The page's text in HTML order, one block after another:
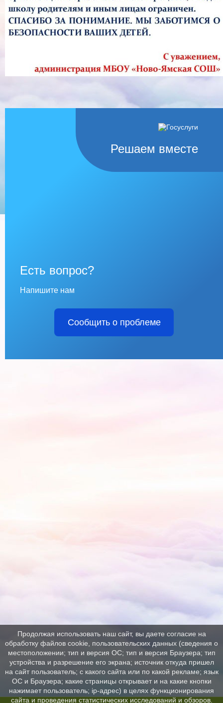
Решаем вместе
Есть вопрос?
Напишите нам
Сообщить о проблеме
Продолжая использовать наш сайт, вы даете согласие на
обработку файлов cookie, пользовательских данных (сведения о
местоположении; тип и версия ОС; тип и версия Браузера; тип
устройства и разрешение его экрана; источник откуда пришел
на сайт пользователь; с какого сайта или по какой рекламе; язык
ОС и Браузера; какие страницы открывает и на какие кнопки
нажимает пользователь; ip-адрес) в целях функционирования
сайта и проведения статистических исследований и обзоров.